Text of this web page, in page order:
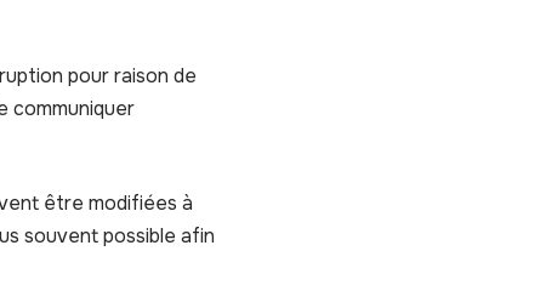
pour raison de
communiquer
être modifiées à
souvent possible afin